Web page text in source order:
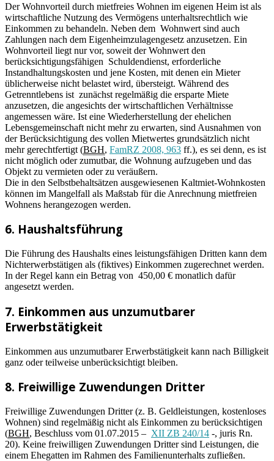
Der Wohnvorteil durch mietfreies Wohnen im eigenen Heim ist als
wirtschaftliche Nutzung des Vermögens unterhaltsrechtlich wie
Einkommen zu behandeln. Neben dem Wohnwert sind auch
Zahlungen nach dem Eigenheimzulagengesetz anzusetzen. Ein
Wohnvorteil liegt nur vor, soweit der Wohnwert den
berücksichtigungsfähigen Schuldendienst, erforderliche
Instandhaltungskosten und jene Kosten, mit denen ein Mieter
üblicherweise nicht belastet wird, übersteigt. Während des
Getrenntlebens ist zunächst regelmäßig die ersparte Miete
anzusetzen, die angesichts der wirtschaftlichen Verhältnisse
angemessen wäre. Ist eine Wiederherstellung der ehelichen
Lebensgemeinschaft nicht mehr zu erwarten, sind Ausnahmen von
der Berücksichtigung des vollen Mietwertes grundsätzlich nicht
mehr gerechtfertigt (BGH, FamRZ 2008, 963 ff.), es sei denn, es ist
nicht möglich oder zumutbar, die Wohnung aufzugeben und das
Objekt zu vermieten oder zu veräußern.
Die in den Selbstbehaltsätzen ausgewiesenen Kaltmiet-Wohnkosten
können im Mangelfall als Maßstab für die Anrechnung mietfreien
Wohnens herangezogen werden.
6. Haushaltsführung
Die Führung des Haushalts eines leistungsfähigen Dritten kann dem
Nichterwerbstätigen als (fiktives) Einkommen zugerechnet werden.
In der Regel kann ein Betrag von 450,00 € monatlich dafür
angesetzt werden.
7. Einkommen aus unzumutbarer
Erwerbstätigkeit
Einkommen aus unzumutbarer Erwerbstätigkeit kann nach Billigkeit
ganz oder teilweise unberücksichtigt bleiben.
8. Freiwillige Zuwendungen Dritter
Freiwillige Zuwendungen Dritter (z. B. Geldleistungen, kostenloses
Wohnen) sind regelmäßig nicht als Einkommen zu berücksichtigen
(BGH, Beschluss vom 01.07.2015 – XII ZB 240/14 -, juris Rn.
20). Keine freiwilligen Zuwendungen Dritter sind Leistungen, die
einem Ehegatten im Rahmen des Familienunterhalts zufließen.